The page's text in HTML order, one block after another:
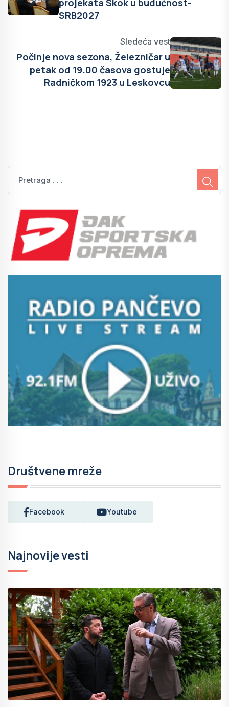
projekata Skok u budućnost-
SRB2027
Sledeća vest
Počinje nova sezona, Železničar u
petak od 19.00 časova gostuje
Radničkom 1923 u Leskovcu
Društvene mreže
Facebook Youtube
Najnovije vesti